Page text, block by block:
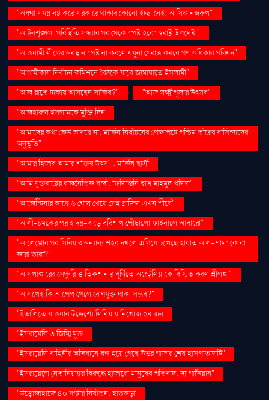
"অযথা সময় নষ্ট করে সরকারে থাকার কোনো ইচ্ছা নেই: আসিফ নজরুল"
"আইনশৃঙ্খলা পরিস্থিতি সন্ধ্যার পর থেকে স্পষ্ট হবে: স্বরাষ্ট্র উপদেষ্টা"
"আওয়ামী লীগের অবস্থান স্পষ্ট না করলে যমুনা ঘেরাও করবে গণ অধিকার পরিষদ"
"আগামীকাল নির্বাচন কমিশনে বৈঠকে যাবে জামায়াতে ইসলামী"
"আজ রাতে ঢাকায় আসছেন সাকিব?"
"আজ লক্ষ্মীপূজার উৎসব"
"আজহারুল ইসলামকে মুক্তি দিন
"আমাদের কথা কেউ ভাবছে না: মার্কিন নির্বাচনের প্রেক্ষাপটে পশ্চিম তীরের বাসিন্দাদের
অনুভূতি"
"আমার হিজাব আমার শক্তির উৎস" : মার্কিন ছাত্রী
"আমি যুক্তরাষ্ট্রের রাজনৈতিক বন্দী: ফিলিস্তিনি ছাত্র মাহমুদ খলিল"
"আর্জেন্টিনার কাছে ৬ গোল খেয়ে সেই ব্রাজিল এখন শীর্ষে"
"আলী-চমকের পর হৃদয়-ঝড়ে বরিশাল পৌঁছালো ফাইনালে আবারো"
"আলেপ্পোর পর সিরিয়ার অন্যান্য শহর দখলে এগিয়ে চলেছে হায়াত আল-শাম: কে বা
কারা তারা?"
"আসলাঙ্কারের সেঞ্চুরি ও তিকশানার ঘূর্ণিতে অস্ট্রেলিয়াকে বিস্মিত করল শ্রীলঙ্কা"
"আসলেই কি আপেল খেলে রোগমুক্ত থাকা সম্ভব?"
"ইতালিতে যাওয়ার উদ্দেশ্যে লিবিয়ায় নিখোঁজ ২৪ জন
"ইসরায়েলি ৩ জিম্মি মুক্ত
"ইসরায়েলি বাহিনীর অভিযানে বন্ধ হয়ে গেছে উত্তর গাজার শেষ হাসপাতালটি"
"ইসরায়েলে নেতানিয়াহুর বিরুদ্ধে হাজারো মানুষের প্রতিবাদ: দ্য গার্ডিয়ান"
"উড়োজাহাজে ৪০ ঘণ্টার নির্যাতন: হাতকড়া